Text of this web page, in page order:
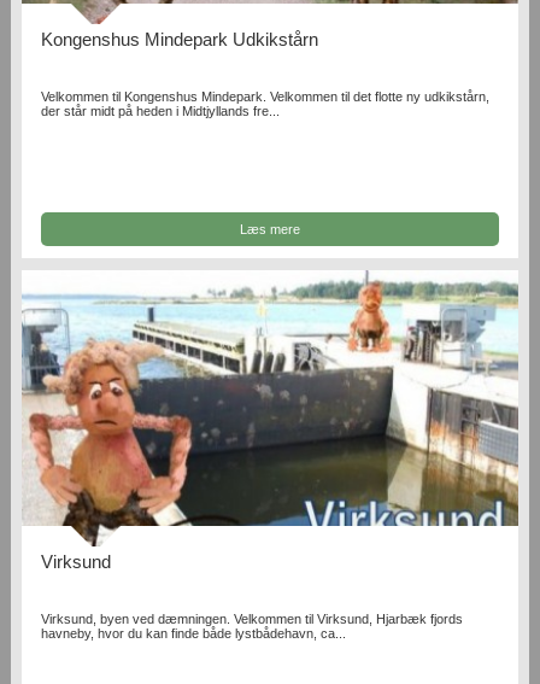
Kongenshus Mindepark Udkikstårn
Velkommen til Kongenshus Mindepark. Velkommen til det flotte ny udkikstårn,
der står midt på heden i Midtjyllands fre...
Læs mere
Virksund
Virksund, byen ved dæmningen. Velkommen til Virksund, Hjarbæk fjords
havneby, hvor du kan finde både lystbådehavn, ca...